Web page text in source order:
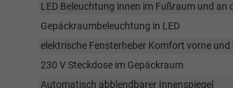
LED Beleuchtung innen im Fußraum und an
Gepäckraumbeleuchtung in LED
elektrische Fensterheber Komfort vorne
230 V Steckdose im Gepäckraum
Automatisch abblendbarer Innenspiegel